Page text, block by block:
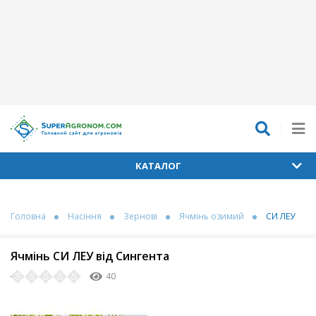
КАТАЛОГ
Головна Насіння Зернові Ячмінь озимий СИ ЛЕУ
Ячмінь СИ ЛЕУ від Сингента
40